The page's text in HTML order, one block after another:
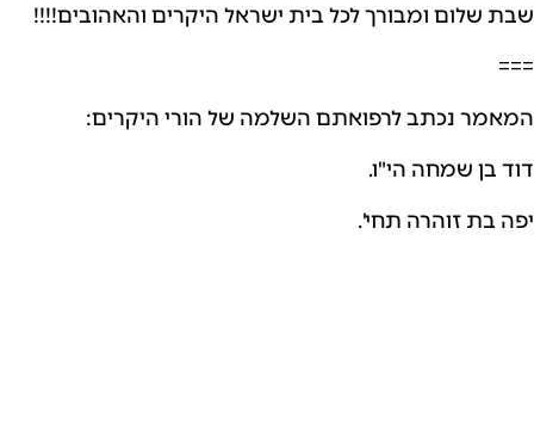
שבת שלום ומבורך לכל בית ישראל היקרים והאהובים!!!!
===
המאמר נכתב לרפואתם השלמה של הורי היקרים:
דוד בן שמחה הי"ו.
יפה בת זוהרה תחי'.